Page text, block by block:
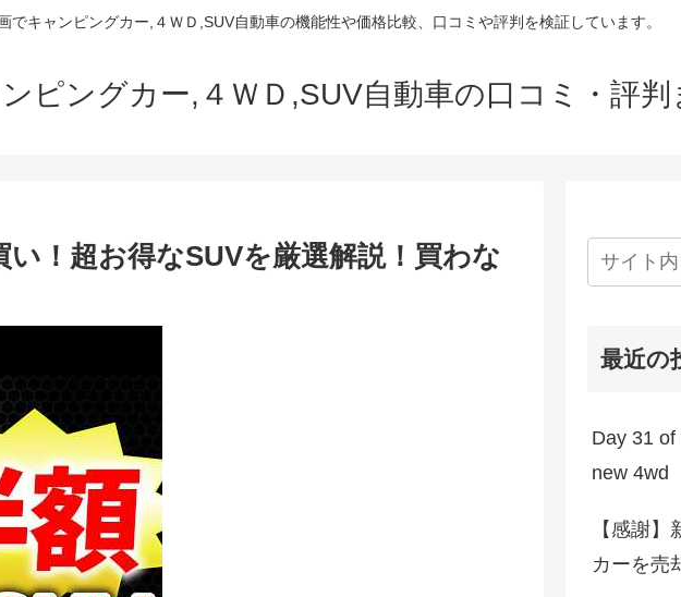
でキャンピングカー,４ＷＤ,SUV自動車の機能性や価格比較、口コミや評判を検証しています。
ピングカー,４ＷＤ,SUV自動車の口コミ・評判
い！超お得なSUVを厳選解説！買わな
最近の
Day 31
new 4wd
【感謝
カーを売